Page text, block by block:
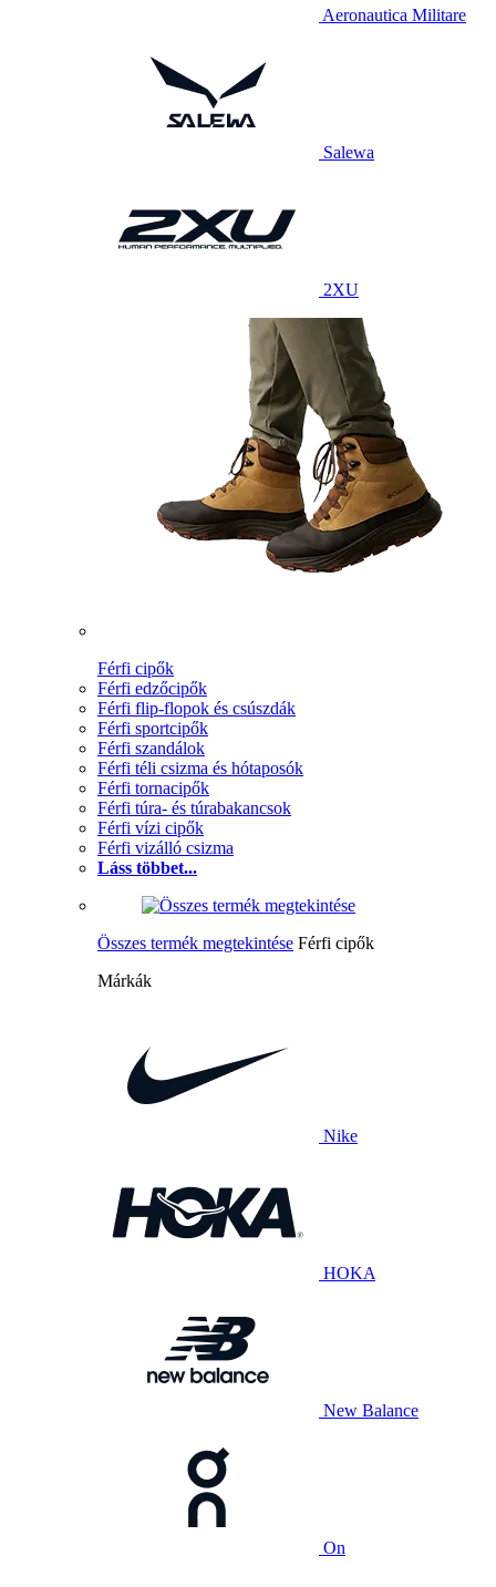
Aeronautica Militare
Salewa
2XU
Férfi cipők
Férfi edzőcipők
Férfi flip-flopok és csúszdák
Férfi sportcipők
Férfi szandálok
Férfi téli csizma és hótaposók
Férfi tornacipők
Férfi túra- és túrabakancsok
Férfi vízi cipők
Férfi vizálló csizma
Láss többet...
Összes termék megtekintése Férfi cipők
Márkák
Nike
HOKA
New Balance
On